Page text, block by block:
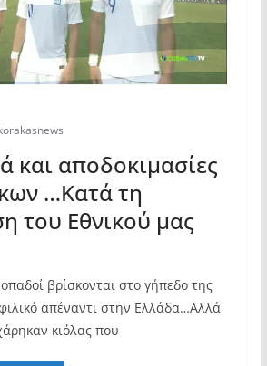
και αποδοκιμασίες
…Κατά τη
του Εθνικού μας
βρίσκονται στο γήπεδο της
απέναντι στην Ελλάδα…Αλλά
κιόλας που